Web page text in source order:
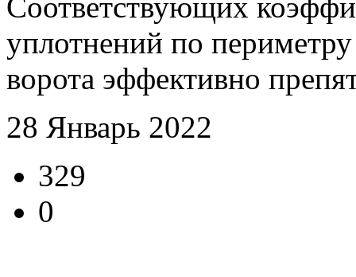
уплотнений по
ворота эффективно
28 Январь 2022
329
0